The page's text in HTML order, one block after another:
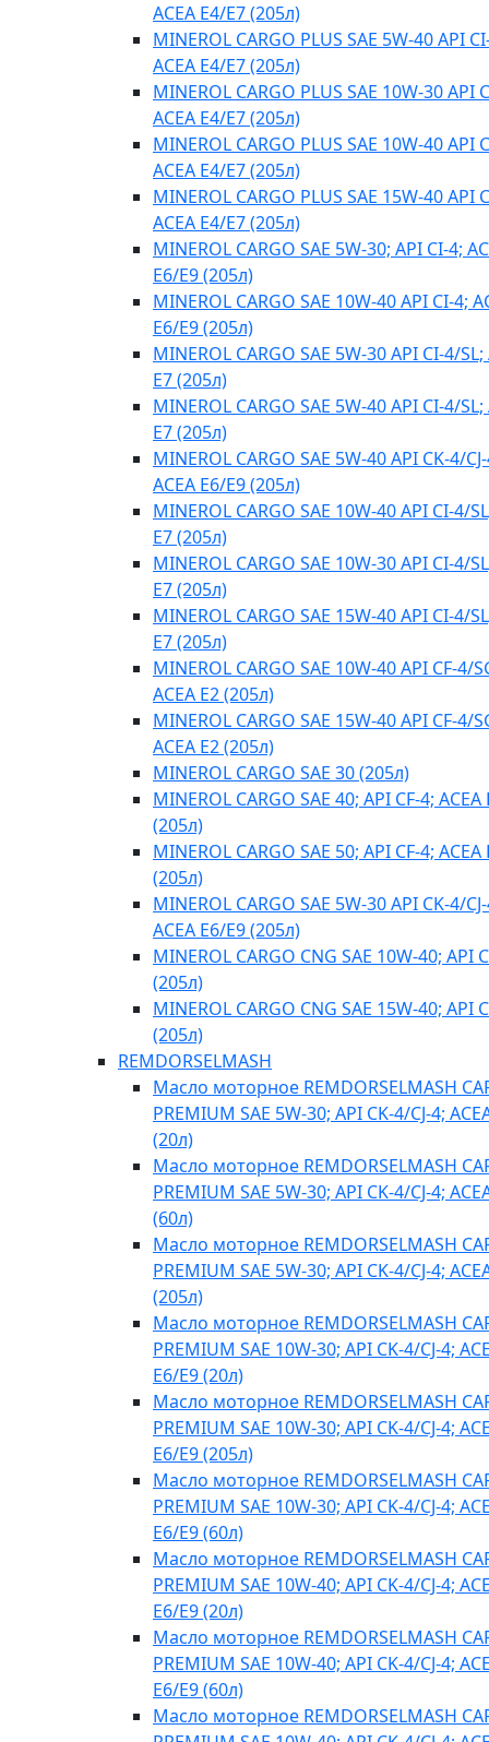
ACEA E4/Е7 (205л)
MINEROL CARGO PLUS SAE 5W-40 API
ACEA E4/Е7 (205л)
MINEROL CARGO PLUS SAE 10W-30 API
ACEA E4/Е7 (205л)
MINEROL CARGO PLUS SAE 10W-40 API
ACEA E4/Е7 (205л)
MINEROL CARGO PLUS SAE 15W-40 API
ACEA E4/Е7 (205л)
MINEROL CARGO SAE 5W-30; API CI-4;
E6/E9 (205л)
MINEROL CARGO SAE 10W-40 API CI-4;
E6/E9 (205л)
MINEROL CARGO SAE 5W-30 API CI-4/SL;
E7 (205л)
MINEROL CARGO SAE 5W-40 API CI-4/SL;
E7 (205л)
MINEROL CARGO SAE 5W-40 API CK-4/
ACEA E6/E9 (205л)
MINEROL CARGO SAE 10W-40 API CI-4/
E7 (205л)
MINEROL CARGO SAE 10W-30 API CI-4/
E7 (205л)
MINEROL CARGO SAE 15W-40 API CI-4/
E7 (205л)
MINEROL CARGO SAE 10W-40 API CF-4/
ACEA E2 (205л)
MINEROL CARGO SAE 15W-40 API CF-4/
ACEA E2 (205л)
MINEROL CARGO SAE 30 (205л)
MINEROL CARGO SAE 40; API CF-4; ACEA
(205л)
MINEROL CARGO SAE 50; API CF-4; ACEA
(205л)
MINEROL CARGO SAE 5W-30 API CK-4/
ACEA E6/E9 (205л)
MINEROL CARGO CNG SAE 10W-40; API
(205л)
MINEROL CARGO CNG SAE 15W-40; API
(205л)
REMDORSELMASH
Масло моторное REMDORSELMASH
PREMIUM SAE 5W-30; API CK-4/CJ-4;
(20л)
Масло моторное REMDORSELMASH
PREMIUM SAE 5W-30; API CK-4/CJ-4;
(60л)
Масло моторное REMDORSELMASH
PREMIUM SAE 5W-30; API CK-4/CJ-4;
(205л)
Масло моторное REMDORSELMASH
PREMIUM SAE 10W-30; API CK-4/CJ-4;
E6/E9 (20л)
Масло моторное REMDORSELMASH
PREMIUM SAE 10W-30; API CK-4/CJ-4;
E6/E9 (205л)
Масло моторное REMDORSELMASH
PREMIUM SAE 10W-30; API CK-4/CJ-4;
E6/E9 (60л)
Масло моторное REMDORSELMASH
PREMIUM SAE 10W-40; API CK-4/CJ-4;
E6/E9 (20л)
Масло моторное REMDORSELMASH
PREMIUM SAE 10W-40; API CK-4/CJ-4;
E6/E9 (60л)
Масло моторное REMDORSELMASH